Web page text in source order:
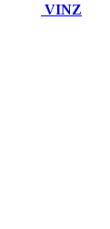
VINZ